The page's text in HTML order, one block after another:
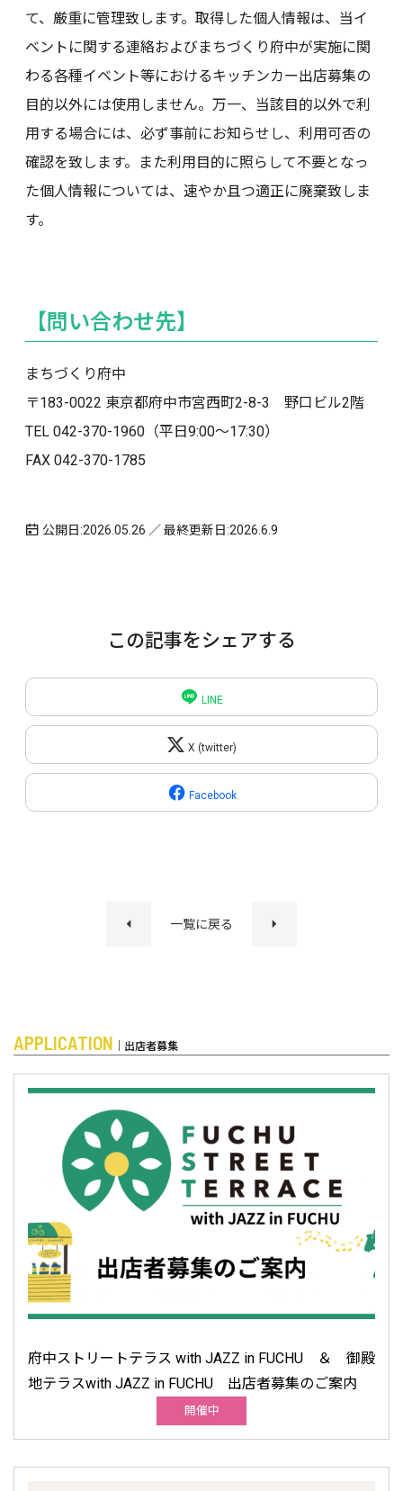
て、厳重に管理致します。取得した個人情報は、当イ
ベントに関する連絡およびまちづくり府中が実施に関
わる各種イベント等におけるキッチンカー出店募集の
目的以外には使用しません。万一、当該目的以外で利
用する場合には、必ず事前にお知らせし、利用可否の
確認を致します。また利用目的に照らして不要となっ
た個人情報については、速やか且つ適正に廃棄致しま
す。
【問い合わせ先】
まちづくり府中
〒183-0022 東京都府中市宮西町2-8-3 野口ビル2階
TEL ‪042-370-1960（平日9:00〜17:30）
FAX 042-370-1785
公開日:2026.05.26 ／ 最終更新日:2026.6.9
この記事をシェアする
LINE
X (twitter)
Facebook
一覧に戻る
APPLICATION ｜出店者募集
府中ストリートテラス with JAZZ in FUCHU ＆ 御殿
地テラスwith JAZZ in FUCHU 出店者募集のご案内
開催中